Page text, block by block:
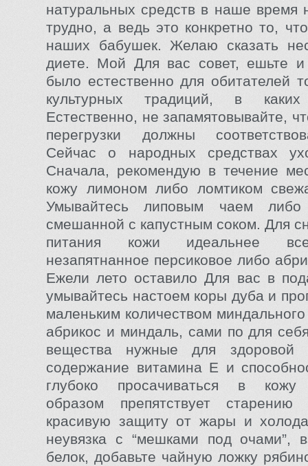
натуральных средств в наше время
трудно, а ведь это конкретно то,
наших бабушек. Желаю сказать
диете. Мой Для вас совет, ешьте и
было естественно для обитателей
культурных традиций, в
Естественно, не запамятовывайте,
перегрузки должны
Сейчас о народных средствах
Сначала, рекомендую в течение
кожу лимоном либо ломтиком
Умывайтесь липовым чаем либо
смешанной с капустным соком. Для
питания кожи идеальнее
незапятнанное персиковое либо
Ежели лето оставило Для вас в
умывайтесь настоем коры дуба и
маленьким количеством
абрикос и миндаль, сами по для
вещества нужные для здоровой
содержание витамина Е и
глубоко просачиваться в кожу
образом препятствует
красивую защиту от жары и
неувязка с “мешками под очами”,
белок, добавьте чайную ложку